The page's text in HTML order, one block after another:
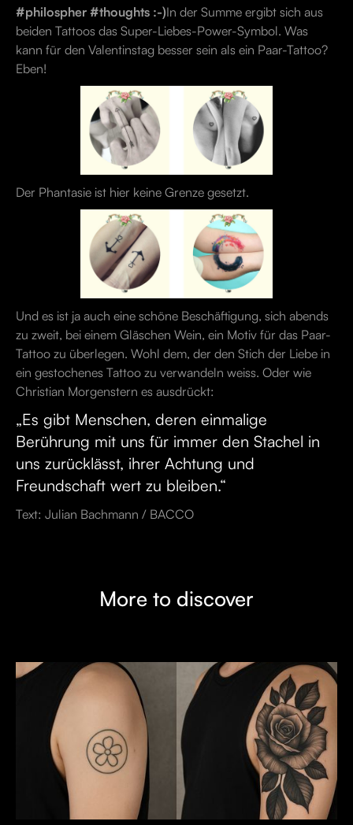
#philospher #thoughts :-)In der Summe ergibt sich aus
beiden Tattoos das Super-Liebes-Power-Symbol. Was
kann für den Valentinstag besser sein als ein Paar-Tattoo?
Eben!
Der Phantasie ist hier keine Grenze gesetzt.
Und es ist ja auch eine schöne Beschäftigung, sich abends
zu zweit, bei einem Gläschen Wein, ein Motiv für das Paar-
Tattoo zu überlegen. Wohl dem, der den Stich der Liebe in
ein gestochenes Tattoo zu verwandeln weiss. Oder wie
Christian Morgenstern es ausdrückt:
„Es gibt Menschen, deren einmalige
Berührung mit uns für immer den Stachel in
uns zurücklässt, ihrer Achtung und
Freundschaft wert zu bleiben.“
Text: Julian Bachmann / BACCO
More to discover